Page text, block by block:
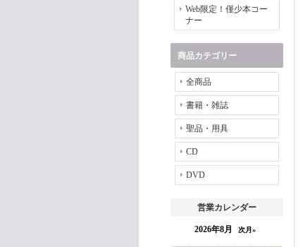
Web限定！僅少本コー
ナー
商品カテゴリー
全商品
書籍・雑誌
聖品・用具
CD
DVD
営業カレンダー
2026年8月 次月»